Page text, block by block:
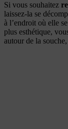
Si vous souhaitez
laissez-la se
à l’endroit où elle
plus esthétique,
autour de la